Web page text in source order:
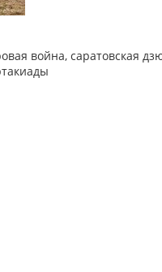
война, саратовская